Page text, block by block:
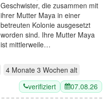
Geschwister, die zusammen mit
ihrer Mutter Maya in einer
betreuten Kolonie ausgesetzt
worden sind. Ihre Mutter Maya
ist mittlerweile…
4 Monate 3 Wochen alt
verifiziert 07.08.26